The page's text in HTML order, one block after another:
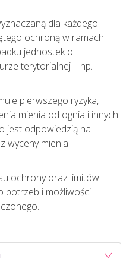
dla każdego
ochroną w ramach
jednostek o
terytorialnej – np.
pierwszego ryzyka,
mienia od ognia i innych
jest odpowiedzią na
wyceny mienia
ochrony oraz limitów
potrzeb i możliwości